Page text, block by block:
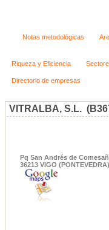
Notas metodológicas
Riqueza y Eficiencia
Directorio de empresas
VITRALBA, S.L.
Pq San Andrés de
36213 VIGO (PONTEVEDRA)